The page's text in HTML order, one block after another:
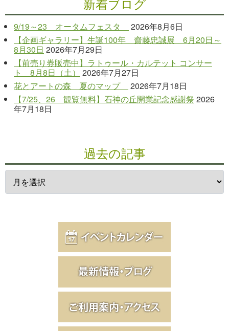
9/19～23 オータムフェスタ
2026年8月6日
【企画ギャラリー】生誕100年 齋藤忠誠展 6月20日～
8月30日 2026年7月29日
【前売り券販売中】ラトゥール・カルテット コンサー
ト 8月8日（土）
2026年7月27日
花とアートの森 夏のマップ
2026年7月18日
【7/25、26 観覧無料】石神の丘開業記念感謝祭 2026
年7月18日
過去の記事